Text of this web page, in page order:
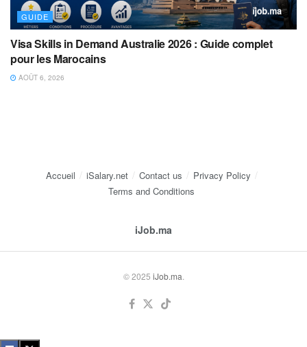
GUIDE
Visa Skills in Demand Australie 2026 : Guide complet
pour les Marocains
AOÛT 6, 2026
Accueil iSalary.net Contact us
Privacy Policy
Terms and Conditions
iJob.ma
© 2025 iJob.ma